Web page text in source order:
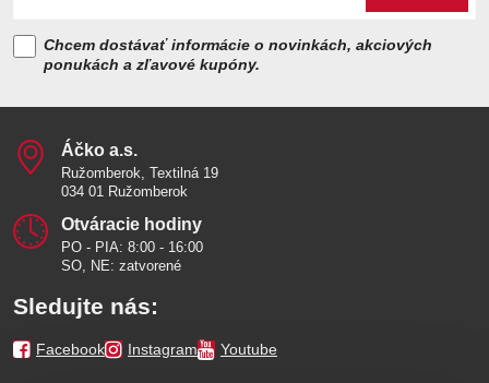
Chcem dostávať informácie o novinkách, akciových
ponukách a zľavové kupóny.
Áčko a​.s​.
Ružomberok, Textilná 19
034 01 Ružomberok
Otváracie hodiny
PO - PIA: 8:00 - 16:00
SO, NE: zatvorené
Sledujte nás:
Facebook Instagram Youtube